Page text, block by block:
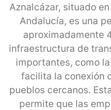
Aznalcázar, situado
Andalucía, es una
aproximadamente
infraestructura de
importantes, como
facilita la conexión
pueblos cercanos.
permite que las